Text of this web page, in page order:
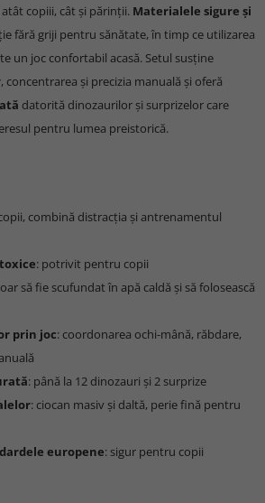
copiii, cât și părinții. Materialele sigure și
fără griji pentru sănătate, în timp ce utilizarea
un joc confortabil acasă. Setul susține
, concentrarea și precizia manuală și oferă
datorită dinozaurilor și surprizelor care
pentru lumea preistorică.
combină distracția și antrenamentul
: potrivit pentru copii
să fie scufundat în apă caldă și să folosească
prin joc: coordonarea ochi-mână, răbdare,
: până la 12 dinozauri și 2 surprize
: ciocan masiv și daltă, perie fină pentru
europene: sigur pentru copii